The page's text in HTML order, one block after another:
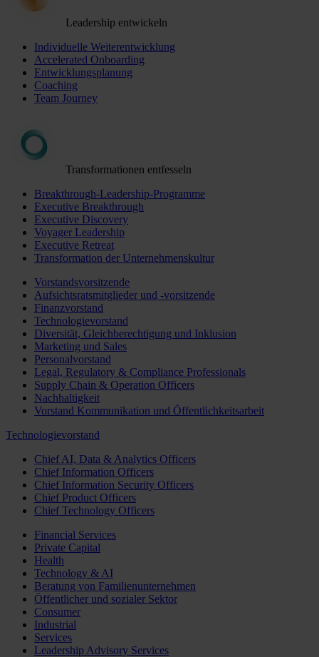
Leadership entwickeln
Individuelle Weiterentwicklung
Accelerated Onboarding
Entwicklungsplanung
Coaching
Team Journey
Transformationen entfesseln
Breakthrough-Leadership-Programme
Executive Breakthrough
Executive Discovery
Voyager Leadership
Executive Retreat
Transformation der Unternehmenskultur
Vorstandsvorsitzende
Aufsichtsratsmitglieder und -vorsitzende
Finanzvorstand
Technologievorstand
Diversität, Gleichberechtigung und Inklusion
Marketing und Sales
Personalvorstand
Legal, Regulatory & Compliance Professionals
Supply Chain & Operation Officers
Nachhaltigkeit
Vorstand Kommunikation und Öffentlichkeitsarbeit
Technologievorstand
Chief AI, Data & Analytics Officers
Chief Information Officers
Chief Information Security Officers
Chief Product Officers
Chief Technology Officers
Financial Services
Private Capital
Health
Technology & AI
Beratung von Familienunternehmen
Öffentlicher und sozialer Sektor
Consumer
Industrial
Services
Leadership Advisory Services